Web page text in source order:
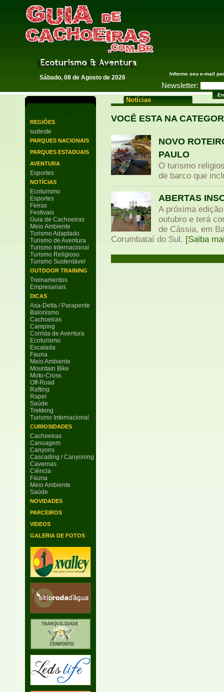
Guia de Cachoeiras
Sábado, 08 de Agosto de 2026
Informe seu e-mail
Newsletter:
REGIÕES
sudeste
PARQUES NACIONAIS
PARQUES ESTADUAIS
AVENTURA
Esportes
NOTÍCIAS
Ecoturismo
Esportes
Feiras
Festivais
Guia de Cachoeiras
Meio Ambiente
Turismo Adaptado
Turismo de Aventura
Turismo Internacional
Turismo Religioso
Turismo Sustentável
OUTDOOR TRAINING
Treinamentos
Empresariais
DICAS
Asa-Delta / Parapente
Balonismo
Cachoeiras
Camping
Corrida de Aventura
Ecoturismo
Escalada
Fauna
Meio Ambiente
Mountain Bike
Moto-Cross
Off-Road
Rafting
Rapel
Saúde
Trekking
Turismo Internacional
CURIOSIDADES
Cachoeiras
Canoagem
Canyons
Cascading / Canyoning
Cavernas
Ciência
Fauna
Meio Ambiente
Saúde
NOVIDADES
PARCEIROS
VIDEOS
GALERIA DE FOTOS
Notícias
VOCÊ ESTA NA
NOVO
PAULO
O turismo
de barco que
ABERTAS
A próxima
outubro e terá
de Cássia, em
Corumbataí do Sul. [Saiba